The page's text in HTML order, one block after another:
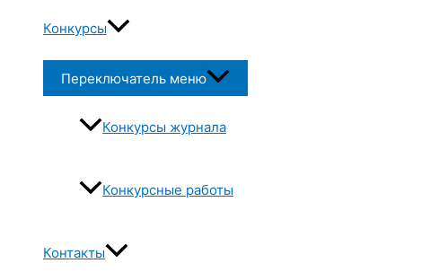
Конкурсы
Переключатель меню
Конкурсы журнала
Конкурсные работы
Контакты